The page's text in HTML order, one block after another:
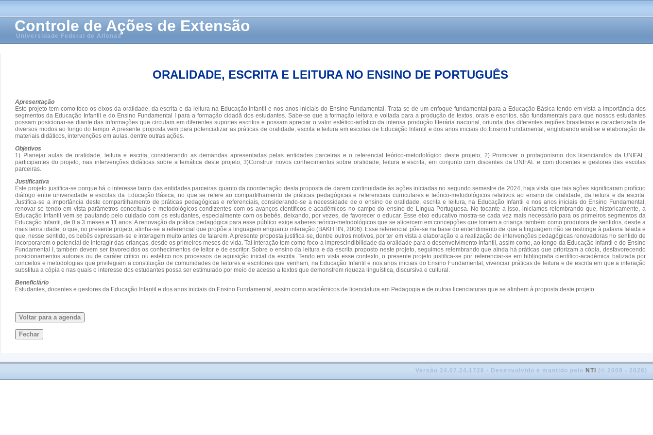
Controle de Ações de Extensão
Universidade Federal de Alfenas
ORALIDADE, ESCRITA E LEITURA NO ENSINO DE PORTUGUÊS
Apresentação
Este projeto tem como foco os eixos da oralidade, da escrita e da leitura na Educação Infantil e nos anos iniciais do Ensino Fundamental. Trata-se de um enfoque fundamental para a Educação Básica tendo em vista a importância dos
segmentos da Educação Infantil e do Ensino Fundamental I para a formação cidadã dos estudantes. Sabe-se que a formação leitora e voltada para a produção de textos, orais e escritos, são fundamentais para que nossos estudantes
possam posicionar-se diante das informações que circulam em diferentes suportes escritos e possam apreciar o valor estético-artístico da intensa produção literária nacional, oriunda das diferentes regiões brasileiras e caracterizada de
diversos modos ao longo do tempo. A presente proposta vem para potencializar as práticas de oralidade, escrita e leitura em escolas de Educação Infantil e dos anos iniciais do Ensino Fundamental, englobando análise e elaboração de
materiais didáticos, intervenções em aulas, dentre outras ações.
Objetivos
1) Planejar aulas de oralidade, leitura e escrita, considerando as demandas apresentadas pelas entidades parceiras e o referencial teórico-metodológico deste projeto; 2) Promover o protagonismo dos licenciandos da UNIFAL,
participantes do projeto, nas intervenções didáticas sobre a temática deste projeto; 3)Construir novos conhecimentos sobre oralidade, leitura e escrita, em conjunto com discentes da UNIFAL e com docentes e gestores das escolas
parceiras.
Justificativa
Este projeto justifica-se porque há o interesse tanto das entidades parceiras quanto da coordenação desta proposta de darem continuidade às ações iniciadas no segundo semestre de 2024, haja vista que tais ações significaram profícuo
diálogo entre universidade e escolas da Educação Básica, no que se refere ao compartilhamento de práticas pedagógicas e referenciais curriculares e teórico-metodológicos relativos ao ensino de oralidade, da leitura e da escrita.
Justifica-se a importância deste compartilhamento de práticas pedagógicas e referenciais, considerando-se a necessidade de o ensino de oralidade, escrita e leitura, na Educação Infantil e nos anos iniciais do Ensino Fundamental,
renovar-se tendo em vista parâmetros conceituais e metodológicos condizentes com os avanços científicos e acadêmicos no campo do ensino de Língua Portuguesa. No tocante a isso, iniciamos relembrando que, historicamente, a
Educação Infantil vem se pautando pelo cuidado com os estudantes, especialmente com os bebês, deixando, por vezes, de favorecer o educar. Esse eixo educativo mostra-se cada vez mais necessário para os primeiros segmentos da
Educação Infantil, de 0 a 3 meses e 11 anos. A renovação da prática pedagógica para esse público exige saberes teórico-metodológicos que se alicercem em concepções que tomem a criança também como produtora de sentidos, desde a
mais tenra idade, o que, no presente projeto, alinha-se a referencial que propõe a linguagem enquanto interação (BAKHTIN, 2006). Esse referencial põe-se na base do entendimento de que a linguagem não se restringe à palavra falada e
que, nesse sentido, os bebês expressam-se e interagem muito antes de falarem. A presente proposta justifica-se, dentre outros motivos, por ter em vista a elaboração e a realização de intervenções pedagógicas renovadoras no sentido de
incorporarem o potencial de interagir das crianças, desde os primeiros meses de vida. Tal interação tem como foco a imprescindibilidade da oralidade para o desenvolvimento infantil, assim como, ao longo da Educação Infantil e do Ensino
Fundamental I, também devem ser favorecidos os conhecimentos de leitor e de escritor. Sobre o ensino da leitura e da escrita proposto neste projeto, seguimos relembrando que ainda há práticas que priorizam a cópia, desfavorecendo
posicionamentos autorais ou de caráter crítico ou estético nos processos de aquisição inicial da escrita. Tendo em vista esse contexto, o presente projeto justifica-se por referenciar-se em bibliografia científico-acadêmica balizada por
conceitos e metodologias que privilegiam a constituição de comunidades de leitores e escritores que venham, na Educação Infantil e nos anos iniciais do Ensino Fundamental, vivenciar práticas de leitura e de escrita em que a interação
substitua a cópia e nas quais o interesse dos estudantes possa ser estimulado por meio de acesso a textos que demonstrem riqueza linguística, discursiva e cultural.
Beneficiário
Estudantes, docentes e gestores da Educação Infantil e dos anos iniciais do Ensino Fundamental, assim como acadêmicos de licenciatura em Pedagogia e de outras licenciaturas que se alinhem à proposta deste projeto.
Voltar para a agenda
Fechar
Versão 24.07.24.1726 - Desenvolvido e mantido pelo NTI (© 2009 - 2026)